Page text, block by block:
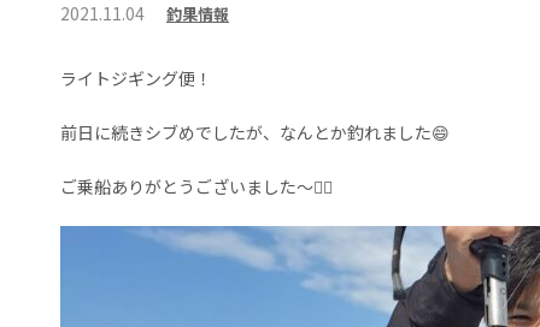
2021.11.04 釣果情報
ライトジギング便！
前日に続きシブめでしたが、なんとか釣れました😄
ご乗船ありがとうございました～🙇‍♀️